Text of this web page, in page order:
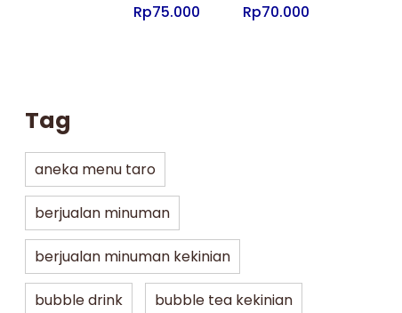
Rp75.000 Rp70.000
Tag
aneka menu taro
berjualan minuman
berjualan minuman kekinian
bubble drink bubble tea kekinian